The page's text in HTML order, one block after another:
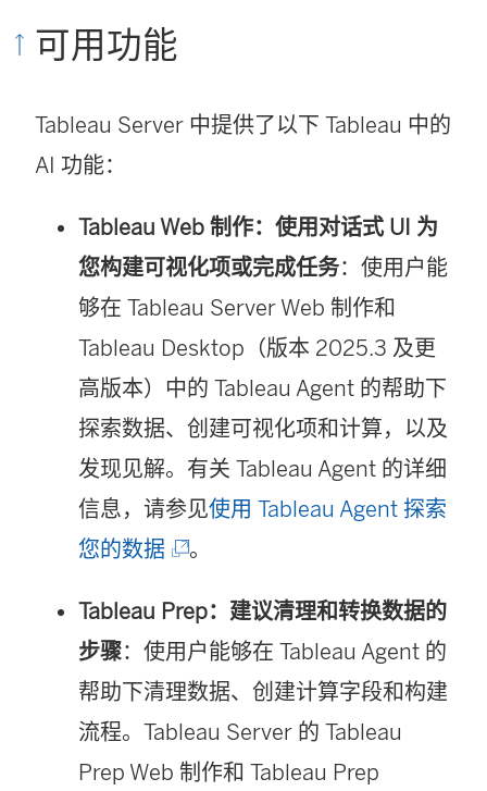
可用功能
Tableau Server 中提供了以下 Tableau 中的
AI 功能：
Tableau Web 制作：使用对话式 UI 为
您构建可视化项或完成任务：使用户能
够在 Tableau Server Web 制作和
Tableau Desktop（版本 2025.3 及更
高版本）中的 Tableau Agent 的帮助下
探索数据、创建可视化项和计算，以及
发现见解。有关 Tableau Agent 的详细
信息，请参见使用 Tableau Agent 探索
您的数据(
在
新
。
Tableau Prep：建议清理和转换数据的
步骤：使用户能够在 Tableau Agent 的
帮助下清理数据、创建计算字段和构建
流程。Tableau Server 的 Tableau
Prep Web 制作和 Tableau Prep